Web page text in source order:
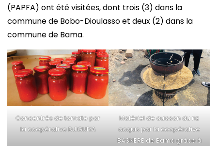
(PAPFA) ont été visitées, dont trois (3) dans la
commune de Bobo-Dioulasso et deux (2) dans la
commune de Bama.
Concentrés de tomate par
la coopérative DJIGUIYA
Matériel de cuisson du riz
acquis par la coopérative
BASNERE de Bama grâce à